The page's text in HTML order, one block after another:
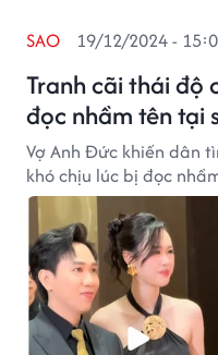
Tranh cãi thái độ
đọc nhầm tên tại
SAO 19/12/2024 -
Vợ Anh Đức khiến dân
khó chịu lúc bị đọc